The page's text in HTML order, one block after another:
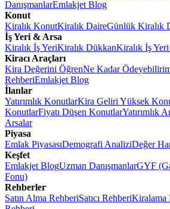
DanışmanlarEmlakjet Blog
Konut
Kiralık KonutKiralık DaireGünlük Kiralık
İş Yeri & Arsa
Kiralık İş YeriKiralık DükkanKiralık İş Yeri
Kiracı Araçları
Kira Değerini ÖğrenNe Kadar
RehberiEmlakjet Blog
İlanlar
Yatırımlık KonutlarKira Geliri Yüksek
KonutlarFiyatı Düşen KonutlarYatırımlık
Arsalar
Piyasa
Emlak PiyasasıDemografi AnaliziDeğer
Keşfet
Emlakjet BlogUzman DanışmanlarGYF
Fonu)
Rehberler
Satın Alma RehberiSatıcı RehberiKiralama